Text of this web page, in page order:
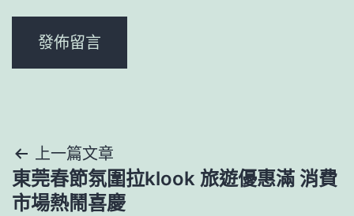
文
章
上一篇文章
東莞春節氛圍拉klook 旅遊優惠滿 消費
市場熱鬧喜慶